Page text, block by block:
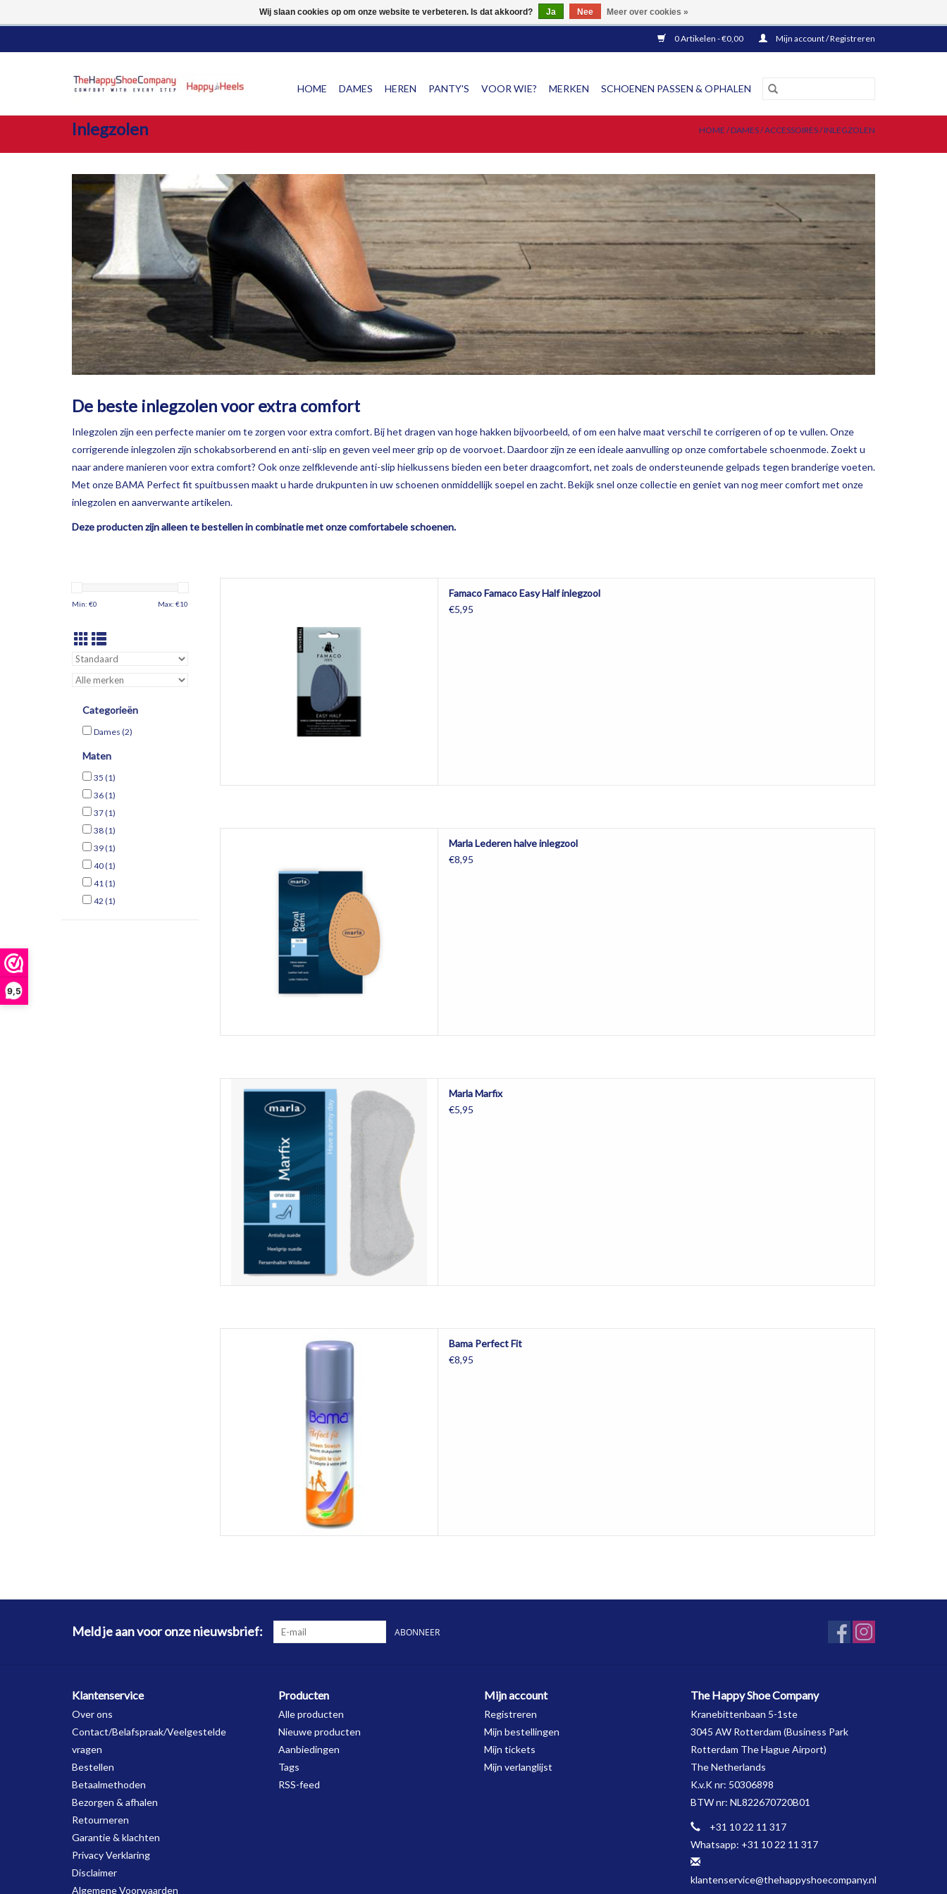
9,5
0 Artikelen - €0,00 Mijn account / Registreren
HOME DAMES HEREN PANTY'S VOOR WIE? MERKEN SCHOENEN PASSEN & OPHALEN
Inlegzolen HOME /DAMES/ACCESSOIRES/INLEGZOLEN
De beste inlegzolen voor extra comfort
Inlegzolen zijn een perfecte manier om te zorgen voor extra comfort. Bij het dragen van hoge hakken bijvoorbeeld, of om een halve maat verschil te corrigeren of op te vullen. Onze
corrigerende inlegzolen zijn schokabsorberend en anti-slip en geven veel meer grip op de voorvoet. Daardoor zijn ze een ideale aanvulling op onze comfortabele schoenmode. Zoekt u
naar andere manieren voor extra comfort? Ook onze zelfklevende anti-slip hielkussens bieden een beter draagcomfort, net zoals de ondersteunende gelpads tegen branderige voeten.
Met onze BAMA Perfect fit spuitbussen maakt u harde drukpunten in uw schoenen onmiddellijk soepel en zacht. Bekijk snel onze collectie en geniet van nog meer comfort met onze
inlegzolen en aanverwante artikelen.
Deze producten zijn alleen te bestellen in combinatie met onze comfortabele schoenen.
Min: €0 Max: €10
Categorieën
Dames (2)
Maten
35 (1)
36(1)
37(1)
38(1)
39(1)
40(1)
41(1)
42 (1)
Famaco Famaco Easy Half inlegzool
€5,95
TOEVOEGEN AAN WINKELWAGEN
Marla Lederen halve inlegzool
€8,95
TOEVOEGEN AAN WINKELWAGEN
Marla Marfix
€5,95
Bama Perfect Fit
€8,95
Meld je aan voor onze nieuwsbrief: ABONNEER
Klantenservice
Over ons
Contact/Belafspraak/Veelgestelde
vragen
Bestellen
Betaalmethoden
Bezorgen & afhalen
Retourneren
Garantie & klachten
Privacy Verklaring
Disclaimer
Algemene Voorwaarden
Producten
Alle producten
Nieuwe producten
Aanbiedingen
Tags
RSS-feed
Mijn account
Registreren
Mijn bestellingen
Mijn tickets
Mijn verlanglijst
The Happy Shoe Company
Kranebittenbaan 5-1ste
3045 AW Rotterdam (Business Park
Rotterdam The Hague Airport)
The Netherlands
K.v.K nr: 50306898
BTW nr: NL822670720B01
+31 10 22 11 317
Whatsapp: +31 10 22 11 317
klantenservice@thehappyshoecompany.nl
Wij slaan cookies op om onze website te verbeteren. Is dat akkoord? Ja Nee Meer over cookies »
10% LUCHTVAARTKORTING OP SCHOENEN!! SNEL & GRATIS VERZENDING VAN SCHOENEN BINNEN NEDERLAND!